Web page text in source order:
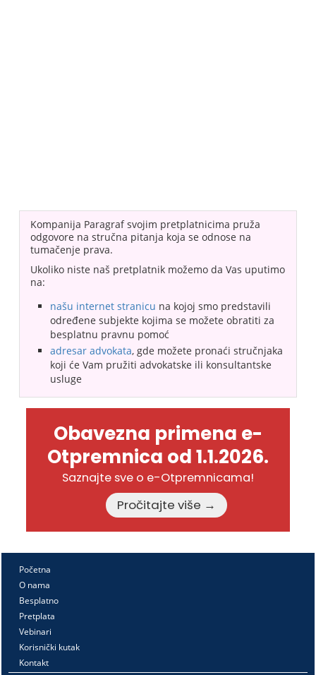
Kompanija Paragraf svojim pretplatnicima pruža
odgovore na stručna pitanja koja se odnose na
tumačenje prava.
Ukoliko niste naš pretplatnik možemo da Vas uputimo
na:
našu internet stranicu na kojoj smo predstavili
određene subjekte kojima se možete obratiti za
besplatnu pravnu pomoć
adresar advokata, gde možete pronaći stručnjaka
koji će Vam pružiti advokatske ili konsultantske
usluge
Obavezna primena e-
Otpremnica od 1.1.2026.
Saznajte sve o e-Otpremnicama!
Pročitajte više →
Početna
O nama
Besplatno
Pretplata
Vebinari
Korisnički kutak
Kontakt